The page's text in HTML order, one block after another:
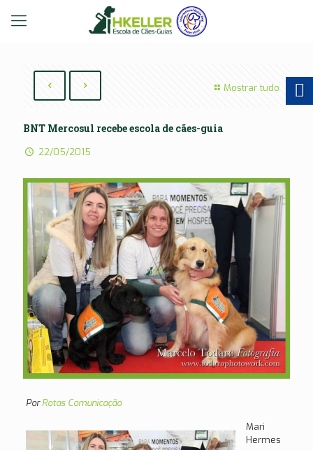
Mostrar tudo
BNT Mercosul recebe escola de cães-guia
22/05/2015
PorRotas Comunicação
Mari
Hermes